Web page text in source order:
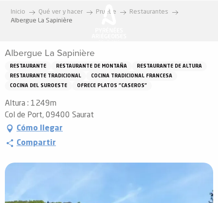
Inicio Qué ver y hacer Pruebe
Restaurantes
Albergue La Sapinière
Albergue La Sapinière
RESTAURANTE RESTAURANTE DE MONTAÑA
RESTAURANTE DE ALTURA
RESTAURANTE TRADICIONAL
COCINA TRADICIONAL FRANCESA
COCINA DEL SUROESTE
OFRECE PLATOS "CASEROS"
Altura : 1249m
Col de Port, 09400 Saurat
Cómo llegar
Compartir